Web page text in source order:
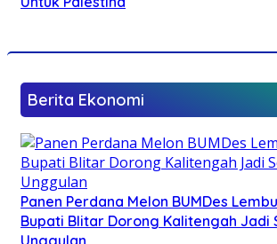
Berita Ekonomi
Panen Perdana Melon BUMDes
Bupati Blitar Dorong Kalitengah Jadi
Unggulan